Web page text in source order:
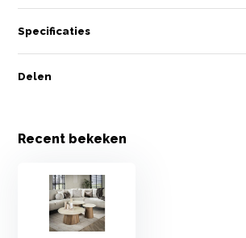
Specificaties
Delen
Recent bekeken